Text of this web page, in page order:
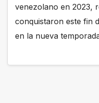
venezolano en 2023,
conquistaron este fin
en la nueva